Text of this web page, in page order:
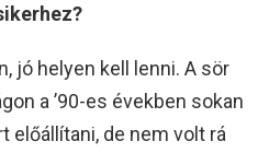
jó helyen kell lenni. A sör
a ’90-es években sokan
előállítani, de nem volt rá